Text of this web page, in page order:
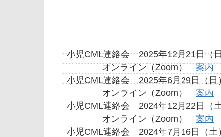
小児CML連絡会 2025年12月21日（
オンライン（Zoom）案内
小児CML連絡会 2025年6月29日（日
オンライン（Zoom）案内
小児CML連絡会 2024年12月22日（
オンライン（Zoom） 案内
小児CML連絡会 2024年7月16日（土